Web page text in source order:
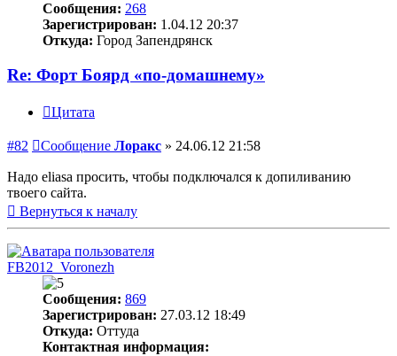
Сообщения: 268
Зарегистрирован: 1.04.12 20:37
Откуда: Город Запендрянск
Re: Форт Боярд «по-домашнему»
Цитата
#82 Сообщение Лоракс » 24.06.12 21:58
Надо eliasа просить, чтобы подключался к допиливанию
твоего сайта.
Вернуться к началу
FB2012_Voronezh
Сообщения: 869
Зарегистрирован: 27.03.12 18:49
Откуда: Оттуда
Контактная информация: